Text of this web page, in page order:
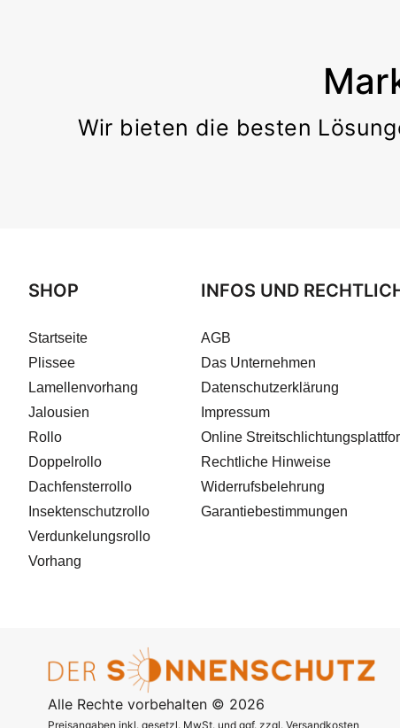
Wir bieten die besten
SHOP
Startseite
Plissee
Lamellenvorhang
Jalousien
Rollo
Doppelrollo
Dachfensterrollo
Insektenschutzrollo
Verdunkelungsrollo
Vorhang
INFOS UND
AGB
Das Unternehmen
Datenschutzerklärung
Impressum
Online
Rechtliche Hinweise
Widerrufsbelehrung
Garantiebestimmungen
Alle Rechte vorbehalten © 2026
Preisangaben inkl. gesetzl. MwSt. und ggf. zzgl. Versandkosten